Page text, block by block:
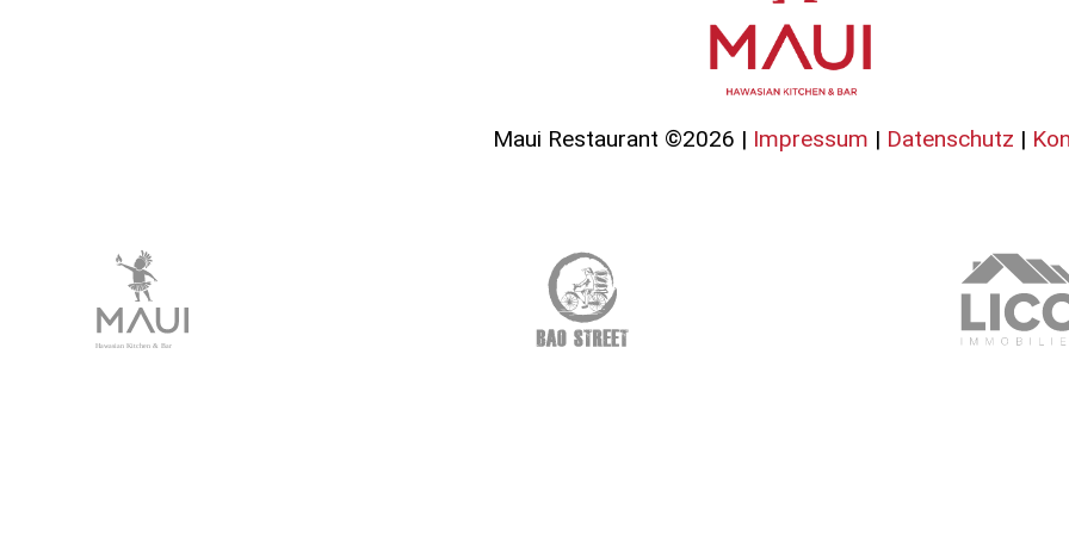
Maui Restaurant ©2026 | Impressum | Datenschutz |
Hawasian Kitchen & Bar